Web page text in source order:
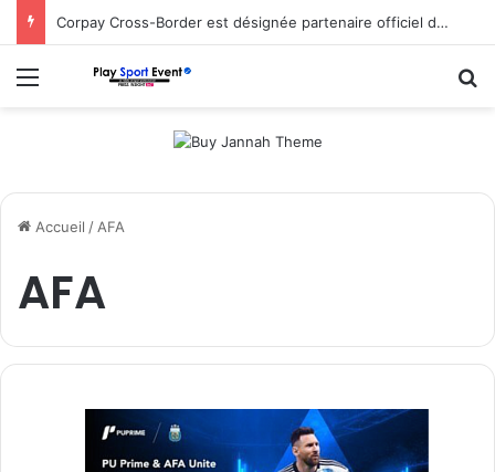
Corpay Cross-Border est désignée partenaire officiel de change d’Ultimate Sevens
Menu
Accueil /AFA
AFA